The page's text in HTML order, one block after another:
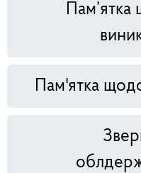
Пам’ятка
Пам'ятка